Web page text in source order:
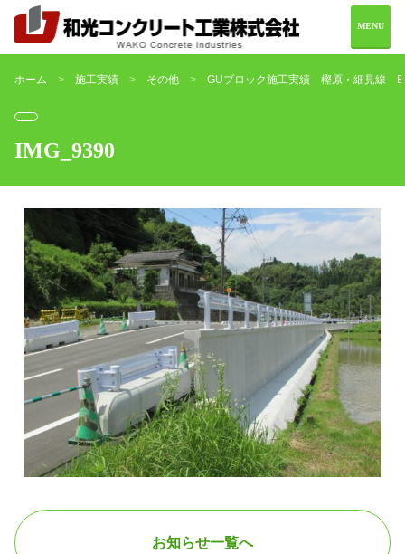
MENU
製品情報
お問い合わせ
0982-69-2216
ホーム 施工実績 その他 GUブロック施工実績 樫原・細見線
IMG_9390
お知らせ一覧へ